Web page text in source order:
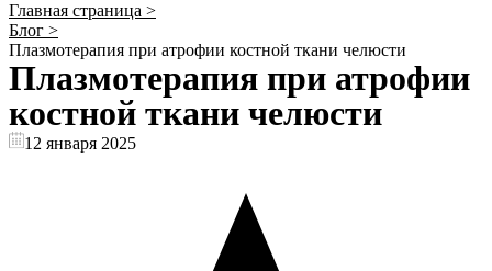
Главная страница >
Блог >
Плазмотерапия при атрофии костной ткани челюсти
Плазмотерапия при атрофии
костной ткани челюсти
12 января 2025